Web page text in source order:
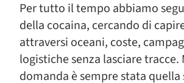
Per tutto il tempo abbiamo
della cocaina, cercando di
attraversi oceani, coste,
logistiche senza lasciare tracce.
domanda è sempre stata quella